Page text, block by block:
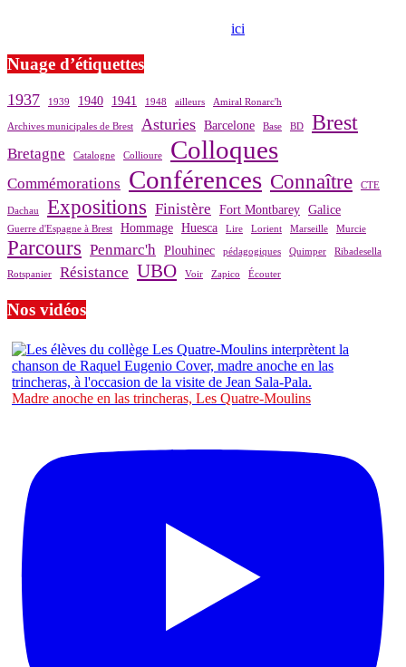
ici
Nuage d’étiquettes
1937 1939 1940 1941 1948 ailleurs Amiral Ronarc'h
Archives municipales de Brest Asturies Barcelone Base BD Brest
Bretagne Catalogne Collioure Colloques
Commémorations Conférences Connaître CTE
Dachau Expositions Finistère Fort Montbarey Galice
Guerre d'Espagne à Brest Hommage Huesca Lire Lorient Marseille Murcie
Parcours Penmarc'h Plouhinec pédagogiques Quimper Ribadesella
Rotspanier Résistance UBO Voir Zapico Écouter
Nos vidéos
Madre anoche en las trincheras, Les Quatre-Moulins